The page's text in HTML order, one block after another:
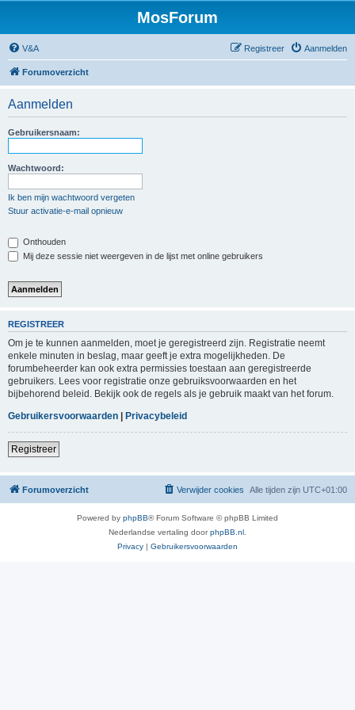
MosForum
V&A Aanmelden
Registreer
Forumoverzicht
Aanmelden
Gebruikersnaam:
Wachtwoord:
Ik ben mijn wachtwoord vergeten
Stuur activatie-e-mail opnieuw
Onthouden
Mij deze sessie niet weergeven in de lijst met online gebruikers
REGISTREER
Om je te kunnen aanmelden, moet je geregistreerd zijn. Registratie neemt
enkele minuten in beslag, maar geeft je extra mogelijkheden. De
forumbeheerder kan ook extra permissies toestaan aan geregistreerde
gebruikers. Lees voor registratie onze gebruiksvoorwaarden en het
bijbehorend beleid. Bekijk ook de regels als je gebruik maakt van het forum.
Gebruikersvoorwaarden | Privacybeleid
Registreer
Forumoverzicht Alle tijden zijn UTC+01:00
Verwijder cookies
Powered by phpBB® Forum Software © phpBB Limited
Nederlandse vertaling doorphpBB.nl
Privacy | Gebruikersvoorwaarden